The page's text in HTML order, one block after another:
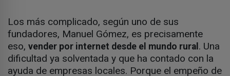
Los más complicado, según uno de sus
fundadores, Manuel Gómez, es precisamente
eso, vender por internet desde el mundo rural . Una
dificultad ya solventada y que ha contado con la
ayuda de empresas locales. Porque el empeño de